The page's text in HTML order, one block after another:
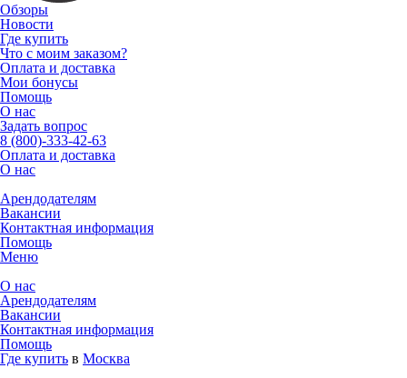
Обзоры
Новости
Где купить
Что с моим заказом?
Оплата и доставка
Мои бонусы
Помощь
О нас
Задать вопрос
8 (800)-333-42-63
Оплата и доставка
О нас
Арендодателям
Вакансии
Контактная информация
Помощь
Меню
О нас
Арендодателям
Вакансии
Контактная информация
Помощь
Где купить в Москва